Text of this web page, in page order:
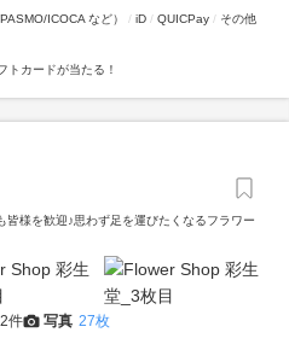
ICOCA など） iD QUICPay その他
カードが当たる！
様を歓迎♪思わず足を運びたくなるフラワー
2件 写真 27枚